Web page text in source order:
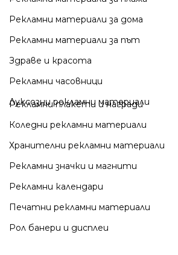
Рекламни материали за дома
Рекламни материали за път
Здраве и красота
Рекламни часовници
Луксозни рекламни материали
Рекламни плакети и награди
Коледни рекламни материали
Хранителни рекламни материали
Рекламни значки и магнити
Рекламни календари
Печатни рекламни материали
Рол банери и дисплеи